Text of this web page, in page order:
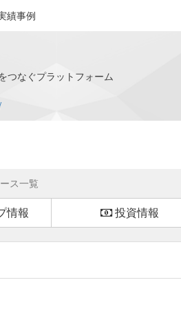
績事例
つなぐプラットフォーム
ス一覧
情報 投資情報